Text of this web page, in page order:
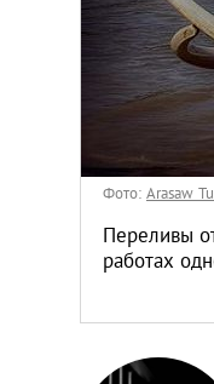
Фото: Arasaw
Переливы
работах